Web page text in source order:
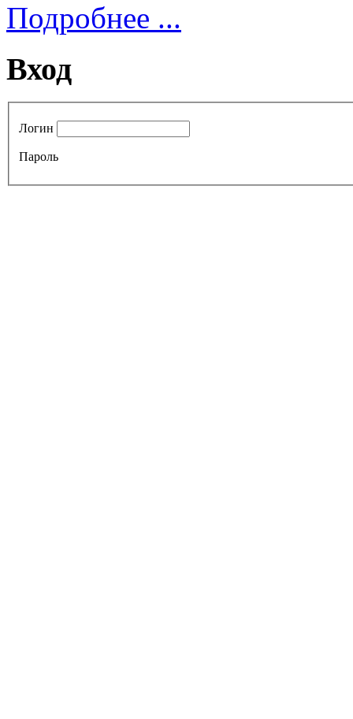
Подробнее ...
Вход
Логин
Пароль